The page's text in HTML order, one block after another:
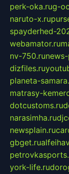
perk-oka.rug-
naruto-x.ru
spayderhed-
webamator.ru
nv-750.ru
dizfiles.ru
planeta-
matrasy-
dotcustoms.ru
narasimha.ru
newsplain.ru
gbget.ru
york-life.ru